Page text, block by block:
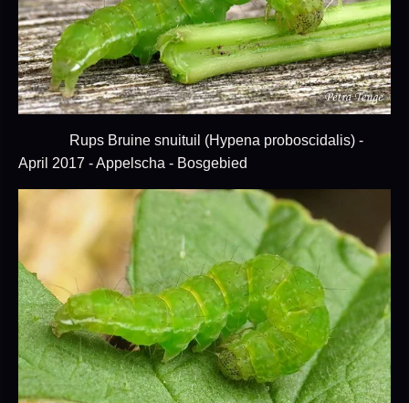
Rups Bruine snuituil (Hypena proboscidalis) -
April 2017 - Appelscha - Bosgebied